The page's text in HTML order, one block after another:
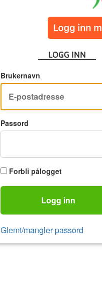
LOGG INN
Brukernavn
Passord
Forbli pålogget
Logg inn
Glemt/mangler passord